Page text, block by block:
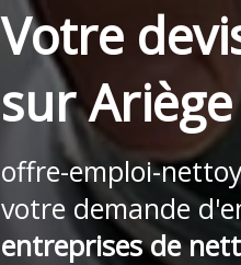
Votre
sur Ariège
offre-emploi-
votre demande
entreprises de